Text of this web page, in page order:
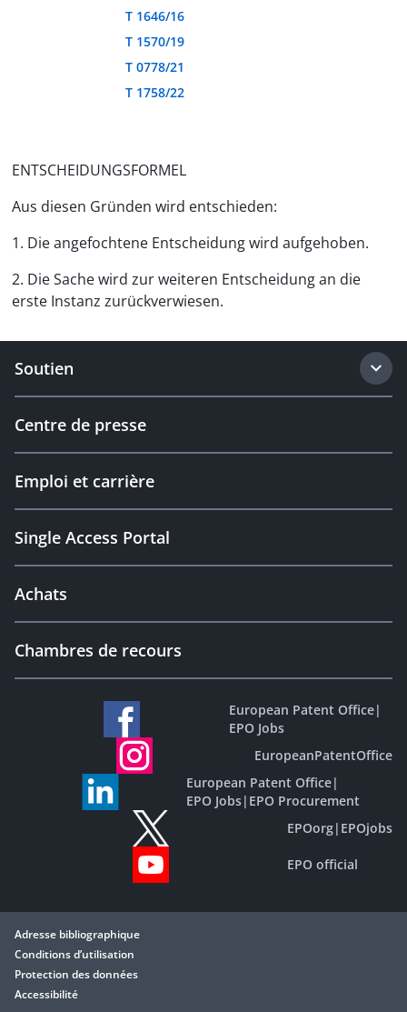
T 1646/16
T 1570/19
T 0778/21
T 1758/22
ENTSCHEIDUNGSFORMEL
Aus diesen Gründen wird entschieden:
1. Die angefochtene Entscheidung wird aufgehoben.
2. Die Sache wird zur weiteren Entscheidung an die
erste Instanz zurückverwiesen.
Soutien
Centre de presse
Emploi et carrière
Single Access Portal
Achats
Chambres de recours
European Patent Office|
EPO Jobs
EuropeanPatentOffice
European Patent Office|
EPO Jobs| EPO Procurement
EPOorg| EPOjobs
EPO official
Adresse bibliographique
Conditions d’utilisation
Protection des données
Accessibilité